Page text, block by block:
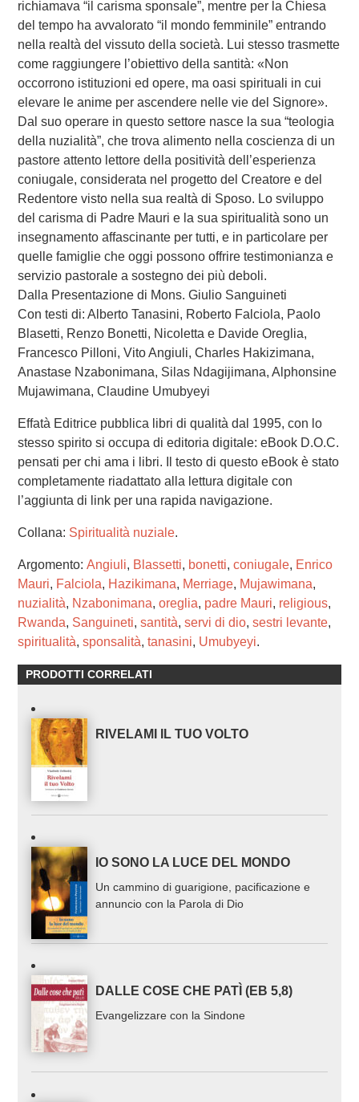
richiamava “il carisma sponsale”, mentre per la Chiesa
del tempo ha avvalorato “il mondo femminile” entrando
nella realtà del vissuto della società. Lui stesso trasmette
come raggiungere l’obiettivo della santità: «Non
occorrono istituzioni ed opere, ma oasi spirituali in cui
elevare le anime per ascendere nelle vie del Signore».
Dal suo operare in questo settore nasce la sua “teologia
della nuzialità”, che trova alimento nella coscienza di un
pastore attento lettore della positività dell’esperienza
coniugale, considerata nel progetto del Creatore e del
Redentore visto nella sua realtà di Sposo. Lo sviluppo
del carisma di Padre Mauri e la sua spiritualità sono un
insegnamento affascinante per tutti, e in particolare per
quelle famiglie che oggi possono offrire testimonianza e
servizio pastorale a sostegno dei più deboli.
Dalla Presentazione di Mons. Giulio Sanguineti
Con testi di: Alberto Tanasini, Roberto Falciola, Paolo
Blasetti, Renzo Bonetti, Nicoletta e Davide Oreglia,
Francesco Pilloni, Vito Angiuli, Charles Hakizimana,
Anastase Nzabonimana, Silas Ndagijimana, Alphonsine
Mujawimana, Claudine Umubyeyi
Effatà Editrice pubblica libri di qualità dal 1995, con lo
stesso spirito si occupa di editoria digitale: eBook D.O.C.
pensati per chi ama i libri. Il testo di questo eBook è stato
completamente riadattato alla lettura digitale con
l’aggiunta di link per una rapida navigazione.
Collana: Spiritualità nuziale.
Argomento: Angiuli, Blassetti, bonetti, coniugale, Enrico
Mauri, Falciola, Hazikimana, Merriage, Mujawimana,
nuzialità, Nzabonimana, oreglia, padre Mauri, religious,
Rwanda, Sanguineti, santità, servi di dio, sestri levante,
spiritualità, sponsalità, tanasini, Umubyeyi.
PRODOTTI CORRELATI
RIVELAMI IL TUO VOLTO
IO SONO LA LUCE DEL MONDO
Un cammino di guarigione, pacificazione e
annuncio con la Parola di Dio
DALLE COSE CHE PATÌ (EB 5,8)
Evangelizzare con la Sindone